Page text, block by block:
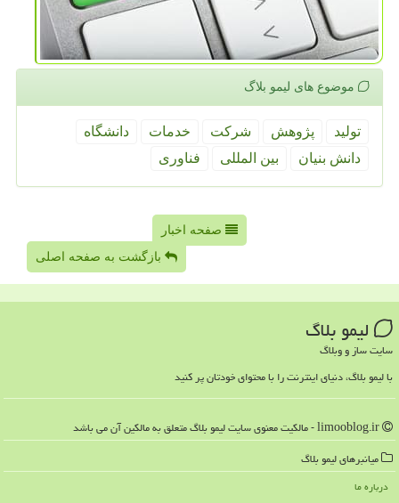
موضوع های لیمو بلاگ
تولید پژوهش شركت خدمات
دانشگاه
دانش بنیان
بین المللی فناوری
صفحه اخبار
بازگشت به صفحه اصلی
لیمو بلاگ
سایت ساز و وبلاگ
با لیمو بلاگ، دنیای اینترنت را با محتوای خودتان پر کنید
میانبرهای لیمو بلاگ
درباره ما